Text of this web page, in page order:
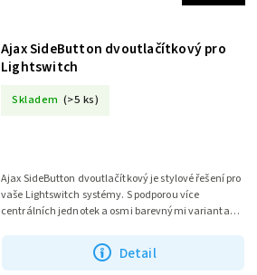
Ajax SideButton dvoutlačítkový pro
Lightswitch
Skladem (>5 ks)
Detail
Ajax SideButton dvoutlačítkový je stylové řešení pro
vaše Lightswitch systémy. S podporou více
centrálních jednotek a osmi barevnými variantami